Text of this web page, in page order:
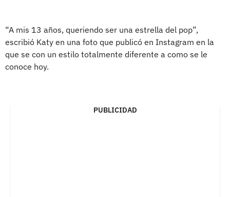
“A mis 13 años, queriendo ser una estrella del pop”,
escribió Katy en una foto que publicó en Instagram en la
que se con un estilo totalmente diferente a como se le
conoce hoy.
PUBLICIDAD